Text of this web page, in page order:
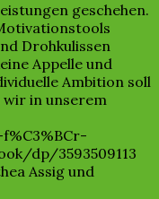
geschehen.
Drohkulissen
Appelle und
Ambition soll
wir in unserem
dp/3593509113
Assig und